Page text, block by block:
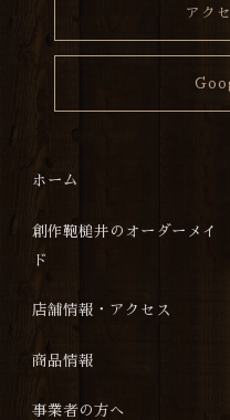
アク
ホーム
創作鞄槌井のオーダーメイ
ド
店舗情報・アクセス
商品情報
事業者の方へ